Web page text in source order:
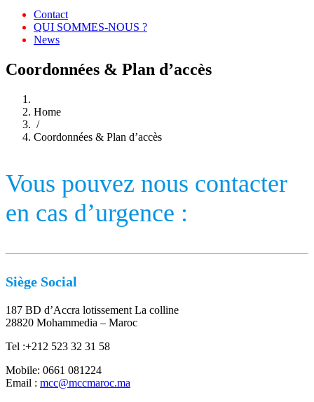
Contact
QUI SOMMES-NOUS ?
News
Coordonnées & Plan d’accès
Home
/
Coordonnées & Plan d’accès
Vous pouvez nous contacter
en cas d’urgence :
Siège Social
187 BD d’Accra lotissement La colline
28820 Mohammedia – Maroc
Tel :+212 523 32 31 58
Mobile: 0661 081224
Email : mcc@mccmaroc.ma